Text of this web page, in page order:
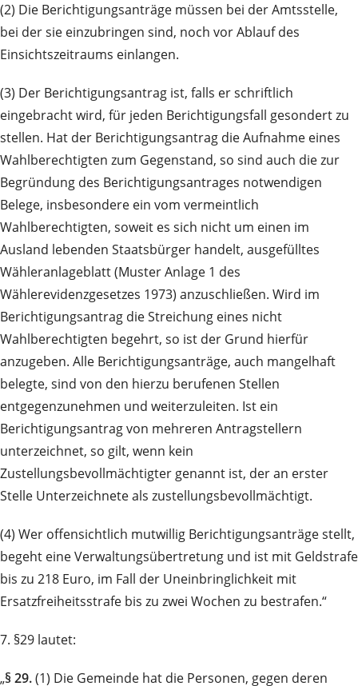
(2) Die Berichtigungsanträge müssen bei der Amtsstelle,
bei der sie einzubringen sind, noch vor Ablauf des
Einsichtszeitraums einlangen.
(3) Der Berichtigungsantrag ist, falls er schriftlich
eingebracht wird, für jeden Berichtigungsfall gesondert zu
stellen. Hat der Berichtigungsantrag die Aufnahme eines
Wahlberechtigten zum Gegenstand, so sind auch die zur
Begründung des Berichtigungsantrages notwendigen
Belege, insbesondere ein vom vermeintlich
Wahlberechtigten, soweit es sich nicht um einen im
Ausland lebenden Staatsbürger handelt, ausgefülltes
Wähleranlageblatt (Muster Anlage 1 des
Wählerevidenzgesetzes 1973) anzuschließen. Wird im
Berichtigungsantrag die Streichung eines nicht
Wahlberechtigten begehrt, so ist der Grund hierfür
anzugeben. Alle Berichtigungsanträge, auch mangelhaft
belegte, sind von den hierzu berufenen Stellen
entgegenzunehmen und weiterzuleiten. Ist ein
Berichtigungsantrag von mehreren Antragstellern
unterzeichnet, so gilt, wenn kein
Zustellungsbevollmächtigter genannt ist, der an erster
Stelle Unterzeichnete als zustellungsbevollmächtigt.
(4) Wer offensichtlich mutwillig Berichtigungsanträge stellt,
begeht eine Verwaltungsübertretung und ist mit Geldstrafe
bis zu 218 Euro, im Fall der Uneinbringlichkeit mit
Ersatzfreiheitsstrafe bis zu zwei Wochen zu bestrafen.“
7. §29 lautet:
„§ 29.(1) Die Gemeinde hat die Personen, gegen deren